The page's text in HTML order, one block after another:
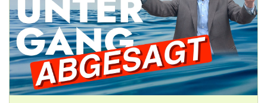
#Klimaschutz einzusetzen – statt mit
einem CO2-intensiven Lebensstil die
Klimakrise weiter anzuheizen.